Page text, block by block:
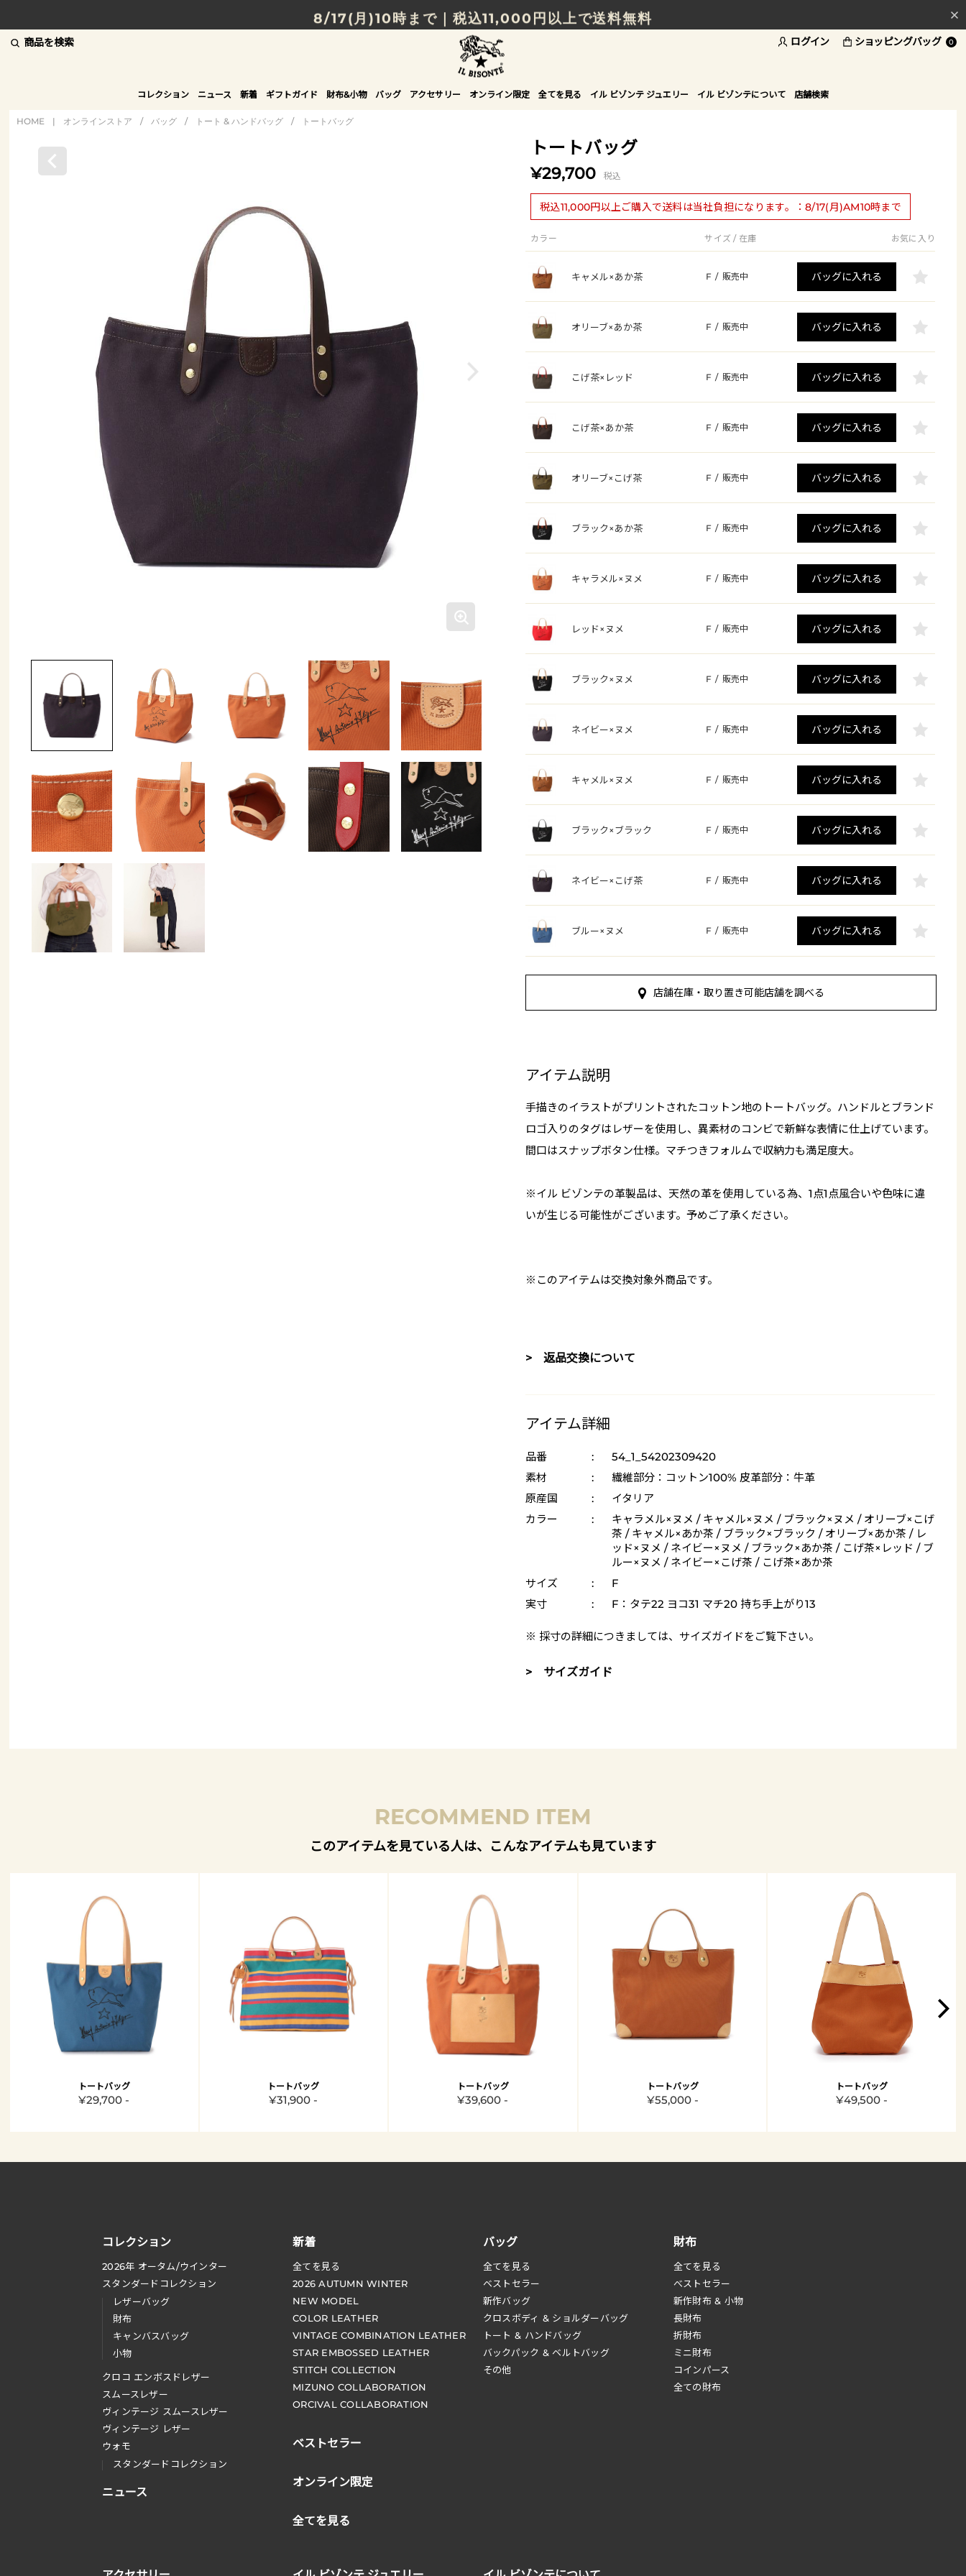
8/17(月)10時まで｜税込11,000円以上で送料無料
贈る相手やシーンから選べる、新しいギフトガイド
NEW IN｜COLOR LEATHER
商品を検索 ログイン ショッピングバッグ 0
コレクション ニュース 新着 ギフトガイド 財布&小物 バッグ アクセサリー オンライン限定 全てを見る イル ビゾンテ ジュエリー イル ビゾンテについて 店舗検索
HOME | オンラインストア / バッグ / トート & ハンドバッグ / トートバッグ
トートバッグ
¥29,700 税込
税込11,000円以上ご購入で送料は当社負担になります。：8/17(月)AM10時まで
カラー サイズ / 在庫 お気に入り
キャメル×あか茶 F / 販売中 バッグに入れる
オリーブ×あか茶 F / 販売中 バッグに入れる
こげ茶×レッド F / 販売中 バッグに入れる
こげ茶×あか茶 F / 販売中 バッグに入れる
オリーブ×こげ茶 F / 販売中 バッグに入れる
ブラック×あか茶 F / 販売中 バッグに入れる
キャラメル×ヌメ F / 販売中 バッグに入れる
レッド×ヌメ F / 販売中 バッグに入れる
ブラック×ヌメ F / 販売中 バッグに入れる
ネイビー×ヌメ F / 販売中 バッグに入れる
キャメル×ヌメ F / 販売中 バッグに入れる
ブラック×ブラック F / 販売中 バッグに入れる
ネイビー×こげ茶 F / 販売中 バッグに入れる
ブルー×ヌメ F / 販売中 バッグに入れる
店舗在庫・取り置き可能店舗を調べる
アイテム説明
手描きのイラストがプリントされたコットン地のトートバッグ。ハンドルとブランド
ロゴ入りのタグはレザーを使用し、異素材のコンビで新鮮な表情に仕上げています。
間口はスナップボタン仕様。マチつきフォルムで収納力も満足度大。
※イル ビゾンテの革製品は、天然の革を使用している為、1点1点風合いや色味に違
いが生じる可能性がございます。予めご了承ください。
※このアイテムは交換対象外商品です。
> 返品交換について
アイテム詳細
品番 :
54_1_54202309420
素材
:
繊維部分：コットン100% 皮革部分：牛革
原産国
:
イタリア
カラー
:
キャラメル×ヌメ / キャメル×ヌメ / ブラック×ヌメ / オリーブ×こげ
茶 / キャメル×あか茶 / ブラック×ブラック / オリーブ×あか茶 / レ
ッド×ヌメ / ネイビー×ヌメ / ブラック×あか茶 / こげ茶×レッド / ブ
ルー×ヌメ / ネイビー×こげ茶 / こげ茶×あか茶
サイズ
:
F
実寸
: F：タテ22 ヨコ31 マチ20 持ち手上がり13
※ 採寸の詳細につきましては、 サイズガイドをご覧下さい。
> サイズガイド
RECOMMEND ITEM
このアイテムを見ている人は、こんなアイテムも見ています
トートバッグ
¥29,700 -
トートバッグ
¥31,900 -
トートバッグ
¥39,600 -
トートバッグ
¥55,000 -
トートバッグ
¥49,500 -
コレクション
2026年 オータム/ウインター
スタンダードコレクション
レザーバッグ
財布
キャンバスバッグ
小物
クロコ エンボスドレザー
スムースレザー
ヴィンテージ スムースレザー
ヴィンテージ レザー
ウォモ
スタンダードコレクション
ニュース
新着
全てを見る
2026 AUTUMN WINTER
NEW MODEL
COLOR LEATHER
VINTAGE COMBINATION LEATHER
STAR EMBOSSED LEATHER
STITCH COLLECTION
MIZUNO COLLABORATION
ORCIVAL COLLABORATION
ベストセラー
オンライン限定
全てを見る
財布
全てを見る
べストセラー
新作財布 & 小物
長財布
折財布
ミニ財布
コインパース
全ての財布
バッグ
全てを見る
ベストセラー
新作バッグ
クロスボディ & ショルダーバッグ
トート & ハンドバッグ
バックパック & ベルトバッグ
その他